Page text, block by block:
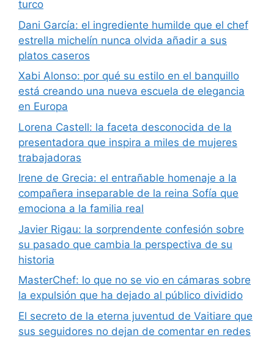
turco
Dani García: el ingrediente humilde que el chef
estrella michelín nunca olvida añadir a sus
platos caseros
Xabi Alonso: por qué su estilo en el banquillo
está creando una nueva escuela de elegancia
en Europa
Lorena Castell: la faceta desconocida de la
presentadora que inspira a miles de mujeres
trabajadoras
Irene de Grecia: el entrañable homenaje a la
compañera inseparable de la reina Sofía que
emociona a la familia real
Javier Rigau: la sorprendente confesión sobre
su pasado que cambia la perspectiva de su
historia
MasterChef: lo que no se vio en cámaras sobre
la expulsión que ha dejado al público dividido
El secreto de la eterna juventud de Vaitiare que
sus seguidores no dejan de comentar en redes